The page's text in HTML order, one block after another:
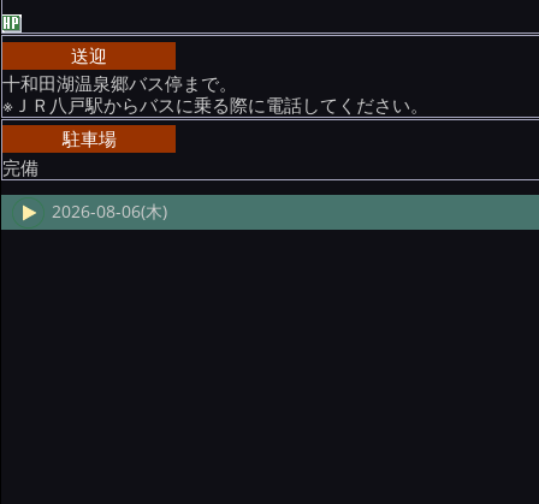
送迎
十和田湖温泉郷バス停まで。
※ＪＲ八戸駅からバスに乗る際に電話してください。
駐車場
完備
2026-08-06(木)